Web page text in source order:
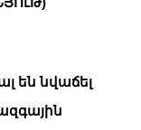
են նվաճել